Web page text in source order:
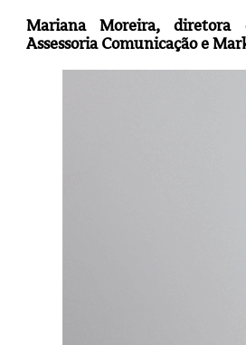
Mariana Moreira, diretora
Assessoria Comunicação e